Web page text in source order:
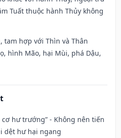
Tuất thuộc hành Thủy không
tam hợp với Thìn và Thân
hình Mão, hại Mùi, phá Dậu,
cơ hư trướng” - Không nên tiến
dệt hư hại ngang